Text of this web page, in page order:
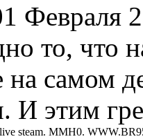
Февраля
то, что
на самом
И этим
steam. MMH0.